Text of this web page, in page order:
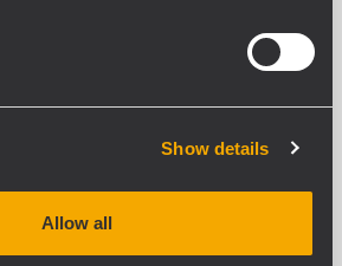
Show details
Allow all
de un
barrible en
12 CANALES